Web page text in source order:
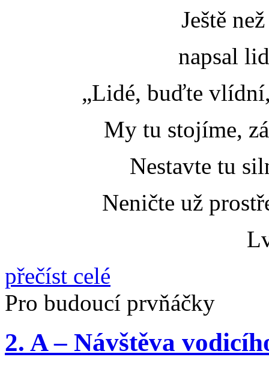
Ještě
napsal
„Lidé, buďte
My tu stojíme,
Nestavte tu
Neničte už
přečíst celé
Pro budoucí prvňáčky
2. A – Návštěva